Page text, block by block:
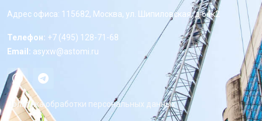
Адрес офиса: 115682, Москва, ул. Шипиловская, д 64к2
Телефон: +7 (495) 128-71-68
Email: asyxw@astomi.ru
Политика обработки персональных данных